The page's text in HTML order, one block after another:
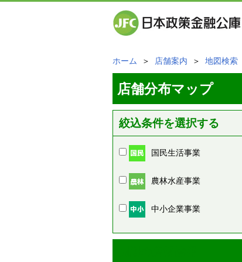
ホーム ＞ 店舗案内 ＞ 地図検索
店舗分布マップ
絞込条件を選択する
国民生活事業
農林水産事業
中小企業事業